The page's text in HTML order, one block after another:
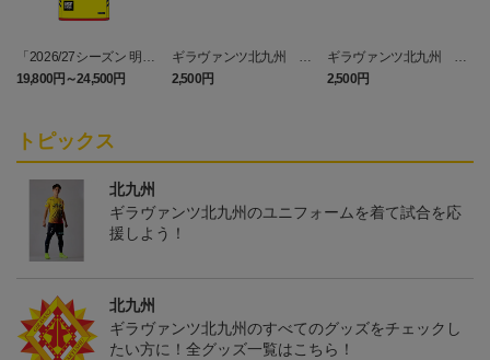
「2026/27シーズン 明治
安田J3リーグ」オーセン
ティックユニフォームFP
19,800円～24,500円
ギラヴァンツ北九州 キ
マワリ タオルマフラー
2,500円
ギラヴァンツ北九州 ピ
カチュウ タオルマフラー
2,500円
トピックス
北九州
ギラヴァンツ北九州のユニフォームを着て試合を応
援しよう！
北九州
ギラヴァンツ北九州のすべてのグッズをチェックし
たい方に！全グッズ一覧はこちら！